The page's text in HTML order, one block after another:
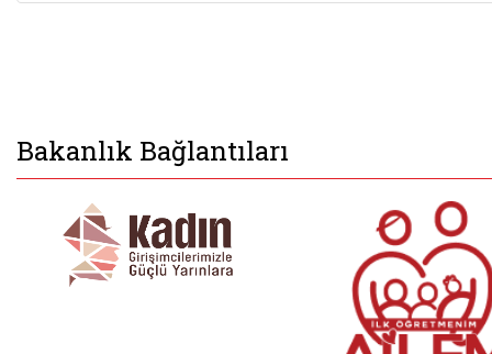
Bakanlık Bağlantıları